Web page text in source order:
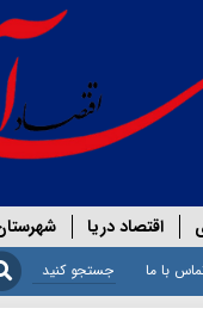
اقتصاد دریا
با ما